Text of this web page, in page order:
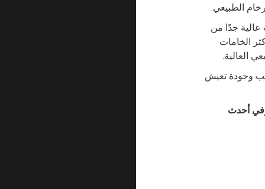
الطبيعي.
عالية جدًا من
الخامات
العالية.
وجودة تعيش
أحدث